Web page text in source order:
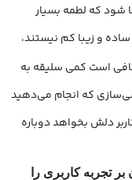
شود که لطمه بسیار
و زیبا کم نیستند،
است کمی سلیقه به
که انجام می‌دهید
دلش بخواهد دوباره
تجربه کاربری را